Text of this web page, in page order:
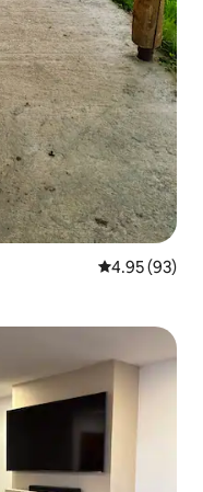
Calificación
4.95 (93)